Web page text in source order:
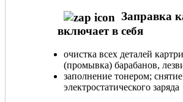
Заправка
включает в себя
очистка всех деталей
(промывка) барабанов,
заполнение тонером;
электростатического заряда